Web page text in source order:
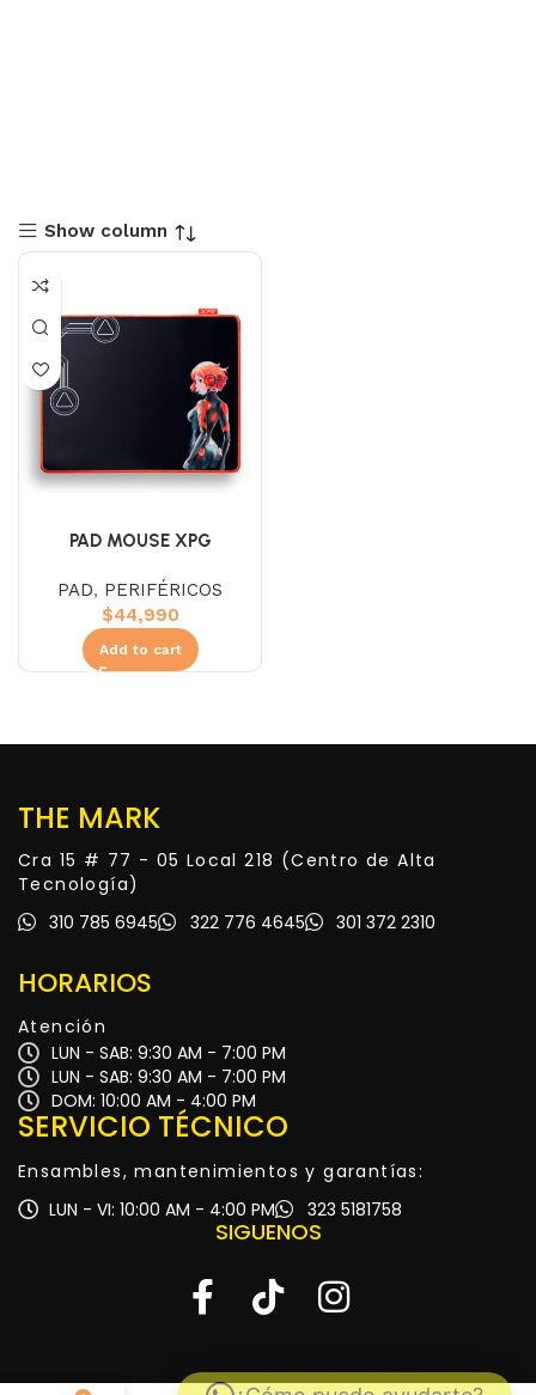
Show column
PAD MOUSE XPG
PAD, PERIFÉRICOS
$44,990
Add to cart
THE MARK
Cra 15 # 77 - 05 Local 218 (Centro de Alta
Tecnología)
310 785 6945
322 776 4645 301 372 2310
HORARIOS
Atención
LUN - SAB: 9:30 AM - 7:00 PM
LUN - SAB: 9:30 AM - 7:00 PM
DOM: 10:00 AM - 4:00 PM
SERVICIO TÉCNICO
Ensambles, mantenimientos y garantías:
LUN - VI: 10:00 AM - 4:00 PM
323 5181758
SIGUENOS